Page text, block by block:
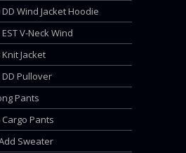
DD Wind Jacket Hoodie
V-Neck Wind
Knit Jacket
DD Pullover
Pants
Cargo Pants
Sweater